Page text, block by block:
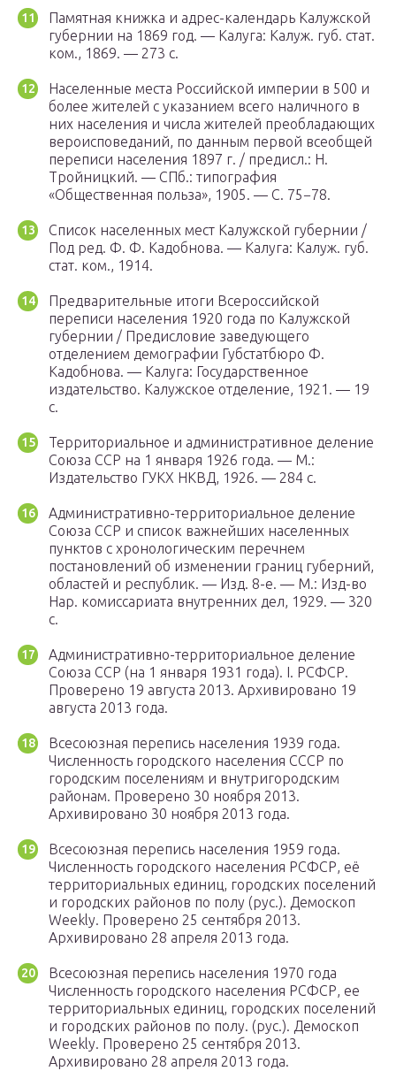
Памятная книжка и адрес-календарь Калужской
губернии на 1869 год. — Калуга: Калуж. губ. стат.
ком., 1869. — 273 с.
Населенные места Российской империи в 500 и
более жителей с указанием всего наличного в
них населения и числа жителей преобладающих
вероисповеданий, по данным первой всеобщей
переписи населения 1897 г. / предисл.: Н.
Тройницкий. — СПб.: типография
«Общественная польза», 1905. — С. 75−78.
Список населенных мест Калужской губернии /
Под ред. Ф. Ф. Кадобнова. — Калуга: Калуж. губ.
стат. ком., 1914.
Предварительные итоги Всероссийской
переписи населения 1920 года по Калужской
губернии / Предисловие заведующего
отделением демографии Губстатбюро Ф.
Кадобнова. — Калуга: Государственное
издательство. Калужское отделение, 1921. — 19
с.
Территориальное и административное деление
Союза ССР на 1 января 1926 года. — М.:
Издательство ГУКХ НКВД, 1926. — 284 с.
Административно-территориальное деление
Союза ССР и список важнейших населенных
пунктов с хронологическим перечнем
постановлений об изменении границ губерний,
областей и республик. — Изд. 8-е. — М.: Изд-во
Нар. комиссариата внутренних дел, 1929. — 320
с.
Административно-территориальное деление
Союза ССР (на 1 января 1931 года). I. РСФСР.
Проверено 19 августа 2013. Архивировано 19
августа 2013 года.
Всесоюзная перепись населения 1939 года.
Численность городского населения СССР по
городским поселениям и внутригородским
районам. Проверено 30 ноября 2013.
Архивировано 30 ноября 2013 года.
Всесоюзная перепись населения 1959 года.
Численность городского населения РСФСР, её
территориальных единиц, городских поселений
и городских районов по полу (рус.). Демоскоп
Weekly. Проверено 25 сентября 2013.
Архивировано 28 апреля 2013 года.
Всесоюзная перепись населения 1970 года
Численность городского населения РСФСР, ее
территориальных единиц, городских поселений
и городских районов по полу. (рус.). Демоскоп
Weekly. Проверено 25 сентября 2013.
Архивировано 28 апреля 2013 года.